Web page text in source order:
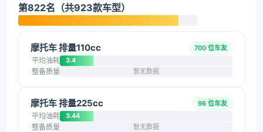
第822名（共923款车型）
摩托车 排量110cc 700 位车友
平均油耗 3.4
整备质量 暂无数据
摩托车 排量225cc 96 位车友
平均油耗 3.44
整备质量 暂无数据